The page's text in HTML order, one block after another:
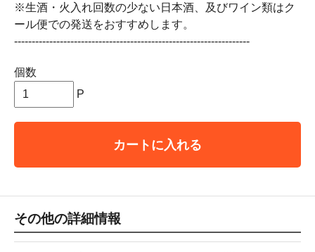
※生酒・火入れ回数の少ない日本酒、及びワイン類はク
ール便での発送をおすすめします。
-------------------------------------------------------------------
個数
P
カートに入れる
その他の詳細情報